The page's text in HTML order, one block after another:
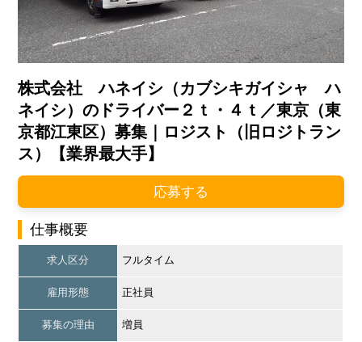
株式会社 ハネイシ（カブシキガイシャ ハ
ネイシ）のドライバー２ｔ・４ｔ／東京（東
京都江東区）募集｜ロジスト（旧ロジトラン
ス）【業界最大手】
応募する
仕事概要
求人区分 フルタイム
雇用形態 正社員
募集の理由 増員